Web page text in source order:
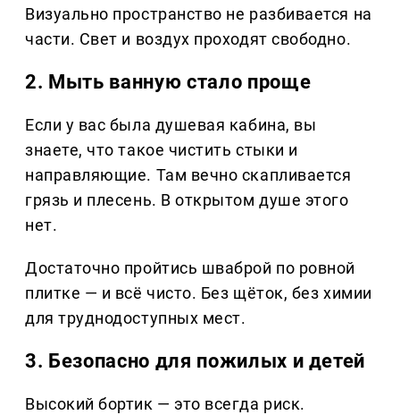
Визуально пространство не разбивается на
части. Свет и воздух проходят свободно.
2. Мыть ванную стало проще
Если у вас была душевая кабина, вы
знаете, что такое чистить стыки и
направляющие. Там вечно скапливается
грязь и плесень. В открытом душе этого
нет.
Достаточно пройтись шваброй по ровной
плитке — и всё чисто. Без щёток, без химии
для труднодоступных мест.
3. Безопасно для пожилых и детей
Высокий бортик — это всегда риск.